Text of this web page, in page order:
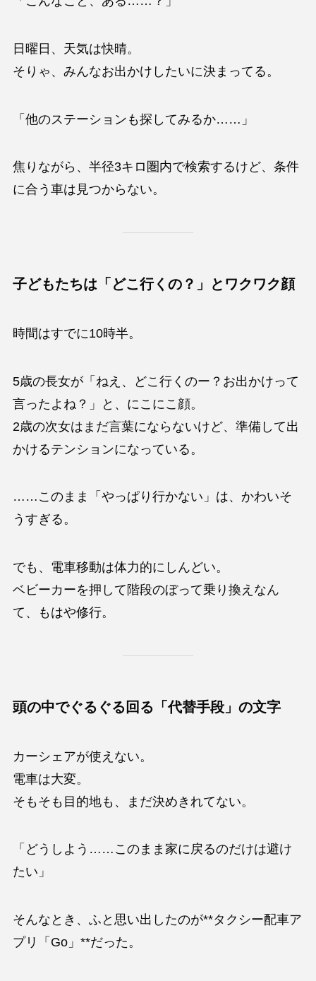
日曜日、天気は快晴。
そりゃ、みんなお出かけしたいに決まってる。
「他のステーションも探してみるか……」
焦りながら、半径3キロ圏内で検索するけど、条件
に合う車は見つからない。
子どもたちは「どこ行くの？」とワクワク顔
時間はすでに10時半。
5歳の長女が「ねえ、どこ行くのー？お出かけって
言ったよね？」と、にこにこ顔。
2歳の次女はまだ言葉にならないけど、準備して出
かけるテンションになっている。
……このまま「やっぱり行かない」は、かわいそ
うすぎる。
でも、電車移動は体力的にしんどい。
ベビーカーを押して階段のぼって乗り換えなん
て、もはや修行。
頭の中でぐるぐる回る「代替手段」の文字
カーシェアが使えない。
電車は大変。
そもそも目的地も、まだ決めきれてない。
「どうしよう……このまま家に戻るのだけは避け
たい」
そんなとき、ふと思い出したのが**タクシー配車ア
プリ「Go」**だった。